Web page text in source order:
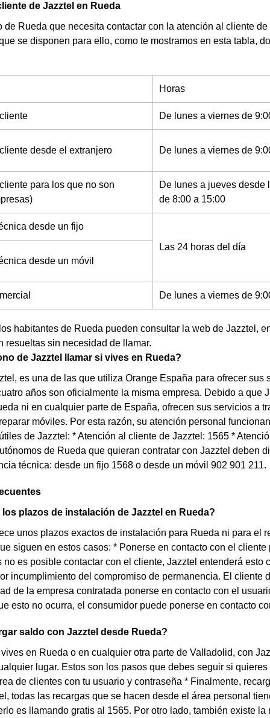
de Jazztel en Rueda
de Rueda que necesita contactar con la atención al cliente
se disponen para ello, como te mostramos en esta tabla,
Horas
De lunes a viernes de
desde el extranjero De lunes a viernes de
para los que no son
De lunes a jueves desde
de 8:00 a 15:00
desde un fijo
Las 24 horas del día
desde un móvil
De lunes a viernes de
habitantes de Rueda pueden consultar la web de Jazztel,
resueltas sin necesidad de llamar.
de Jazztel llamar si vives en Rueda?
es una de las que utiliza Orange España para ofrecer
años son oficialmente la misma empresa. Debido a que
ni en cualquier parte de España, ofrecen sus servicios a
móviles. Por esta razón, su atención personal
de Jazztel: * Atención al cliente de Jazztel: 1565 *
de Rueda que quieran contratar con Jazztel deben
técnica: desde un fijo 1568 o desde un móvil 902 901 211.
plazos de instalación de Jazztel en Rueda?
unos plazos exactos de instalación para Rueda ni para el
siguen en estos casos: * Ponerse en contacto con el
no es posible contactar con el cliente, Jazztel entenderá
incumplimiento del compromiso de permanencia. El cliente
de la empresa contratada ponerse en contacto con el
esto no ocurra, el consumidor puede ponerse en contacto
saldo con Jazztel desde Rueda?
en Rueda o en cualquier otra parte de Valladolid, con
lugar. Estos son los pasos que debes seguir si
de clientes con tu usuario y contraseña * Finalmente,
todas las recargas que se hacen desde el área personal
es llamando gratis al 1565. Por otro lado, también existe